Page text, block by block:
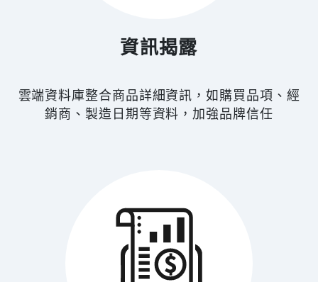
資訊揭露
雲端資料庫整合商品詳細資訊，如購買品項、經
銷商、製造日期等資料，加強品牌信任